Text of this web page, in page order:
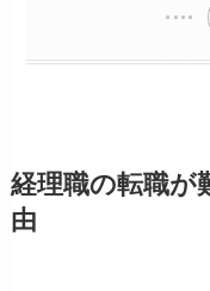
経理職の転職が
由